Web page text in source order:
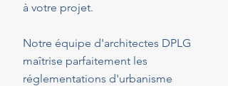
à votre projet.
Notre équipe d'architectes DPLG
maîtrise parfaitement les
réglementations d'urbanisme